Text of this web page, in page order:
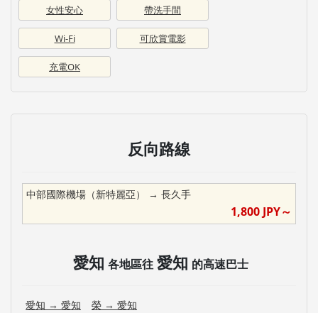
女性安心 帶洗手間
Wi-Fi 可欣賞電影
充電OK
反向路線
中部國際機場（新特麗亞） → 長久手
1,800 JPY～
愛知 各地區往 愛知 的高速巴士
愛知 → 愛知 榮 → 愛知